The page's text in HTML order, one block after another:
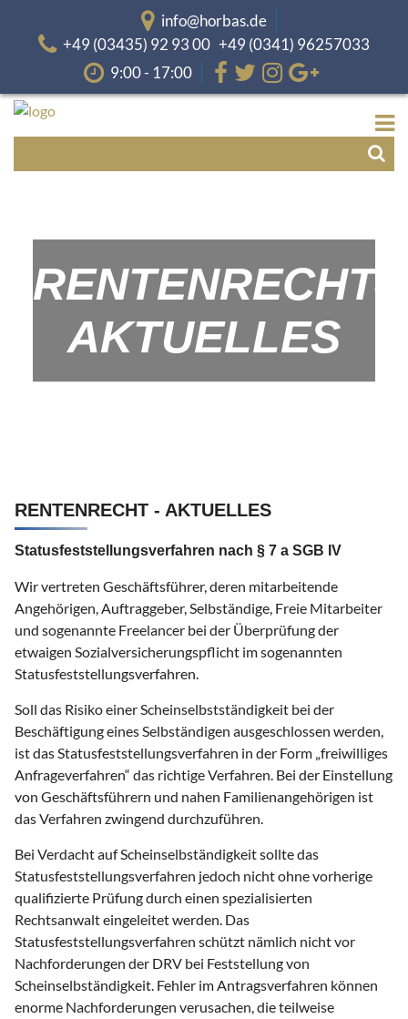
info@horbas.de
+49 (03435) 92 93 00 +49 (0341) 96257033
9:00 - 17:00
RENTENRECHT-
AKTUELLES
RENTENRECHT - AKTUELLES
Statusfeststellungsverfahren nach § 7 a SGB IV
Wir vertreten Geschäftsführer, deren mitarbeitende
Angehörigen, Auftraggeber, Selbständige, Freie Mitarbeiter
und sogenannte Freelancer bei der Überprüfung der
etwaigen Sozialversicherungspflicht im sogenannten
Statusfeststellungsverfahren.
Soll das Risiko einer Scheinselbstständigkeit bei der
Beschäftigung eines Selbständigen ausgeschlossen werden,
ist das Statusfeststellungsverfahren in der Form „freiwilliges
Anfrageverfahren“ das richtige Verfahren. Bei der Einstellung
von Geschäftsführern und nahen Familienangehörigen ist
das Verfahren zwingend durchzuführen.
Bei Verdacht auf Scheinselbständigkeit sollte das
Statusfeststellungsverfahren jedoch nicht ohne vorherige
qualifizierte Prüfung durch einen spezialisierten
Rechtsanwalt eingeleitet werden. Das
Statusfeststellungsverfahren schützt nämlich nicht vor
Nachforderungen der DRV bei Feststellung von
Scheinselbständigkeit. Fehler im Antragsverfahren können
enorme Nachforderungen verusachen, die teilweise